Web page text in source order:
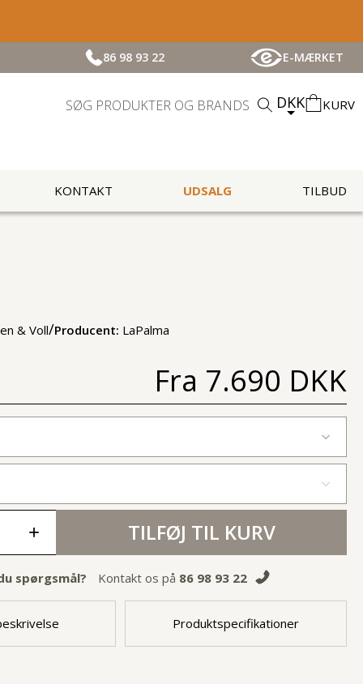
86 98 93 22 E-MÆRKET
DKK KURV
KONTAKT UDSALG TILBUD
& Voll/Producent: LaPalma
Fra 7.690 DKK
+ TILFØJ TIL KURV
spørgsmål? Kontakt os på 86 98 93 22
Produktspecifikationer